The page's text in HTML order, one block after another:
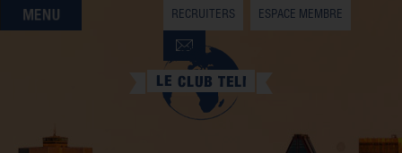
QUI SOMMES-NOUS
QUE CHERCHEZ-VOUS ?
RECRUITERS ESPACE MEMBRE